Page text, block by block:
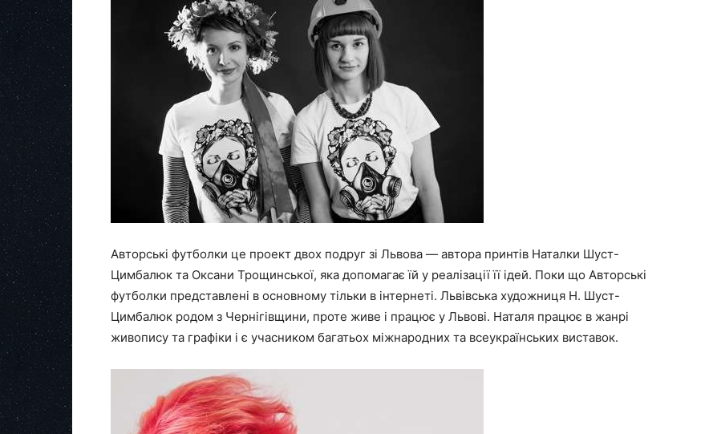
Авторські футболки це проект двох подруг зі Львова — автора принтів Наталки Шуст-
Цимбалюк та Оксани Трощинської, яка допомагає їй у реалізації її ідей. Поки що Авторські
футболки представлені в основному тільки в інтернеті. Львівська художниця Н. Шуст-
Цимбалюк родом з Чернігівщини, проте живе і працює у Львові. Наталя працює в жанрі
живопису та графіки і є учасником багатьох міжнародних та всеукраїнських виставок.